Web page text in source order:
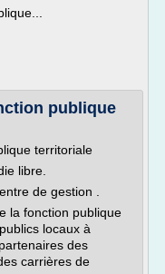
publique
territoriale
libre.
de gestion .
la fonction publique
locaux à
des
carrières de